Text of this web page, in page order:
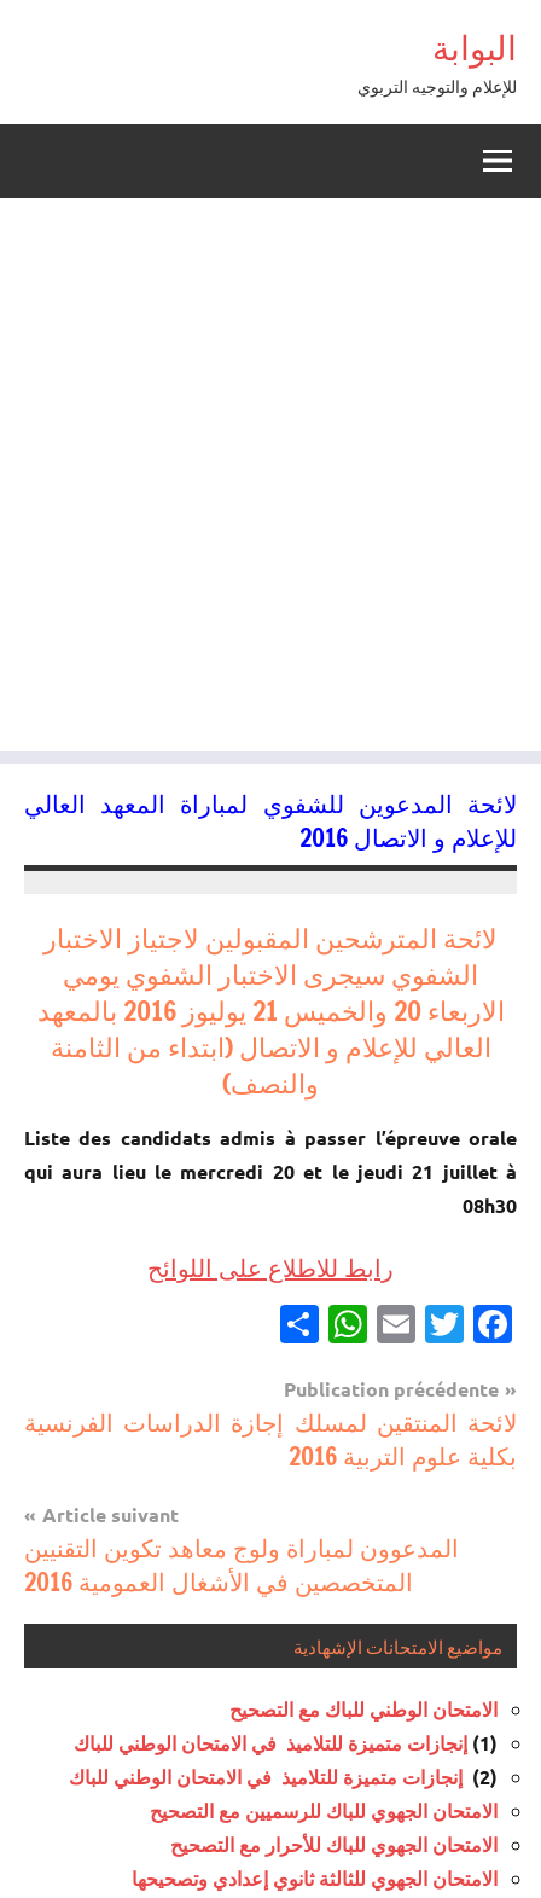
contenu
البوابة
للإعلام والتوجيه التربوي
لائحة المدعوين للشفوي لمباراة المعهد العالي
للإعلام و الاتصال 2016
لائحة المترشحين المقبولين لاجتياز الاختبار
الشفوي سيجرى الاختبار الشفوي يومي
الاربعاء 20 والخميس 21 يوليوز 2016 بالمعهد
العالي للإعلام و الاتصال (ابتداء من الثامنة
والنصف)
Liste des candidats admis à passer l’épreuve orale
qui aura lieu le mercredi 20 et le jeudi 21 juillet à
08h30
رابط للاطلاع على اللوائح
Facebook
Twitter
Email
WhatsApp
مباريات
مباريات
Navigation
de
l’article
Publication précédente
لائحة المنتقين لمسلك إجازة الدراسات الفرنسية
بكلية علوم التربية 2016
Article suivant
المدعوون لمباراة ولوج معاهد تكوين التقنيين
المتخصصين في الأشغال العمومية 2016
مواضيع الامتحانات الإشهادية
الامتحان الوطني للباك مع التصحيح
(1)
إنجازات متميزة للتلاميذ في الامتحان الوطني للباك
(2)
إنجازات متميزة للتلاميذ في الامتحان الوطني للباك
الامتحان الجهوي للباك للرسميين مع التصحيح
الامتحان الجهوي للباك للأحرار مع التصحيح
الامتحان الجهوي للثالثة ثانوي إعدادي وتصحيحها